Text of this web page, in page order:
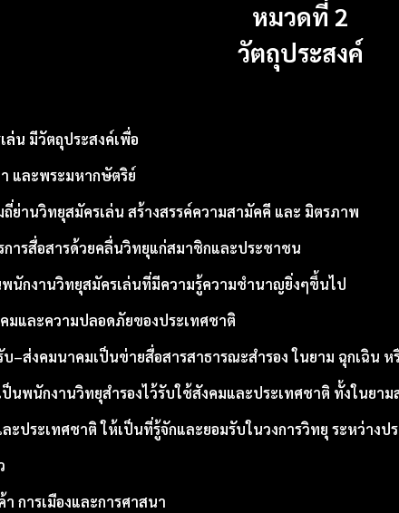
หมวดที่ 2
วัตถุประสงค์
ล่น มีวัตถุประสงค์เพื่อ
และพระมหากษัตริย์
ย่านวิทยุสมัครเล่น สร้างสรรค์ความสามัคคี และ มิตรภาพ
ารสื่อสารด้วยคลื่นวิทยุแก่สมาชิกและประชาชน
นักงานวิทยุสมัครเล่นที่มีความรู้ความชำนาญยิ่งๆขึ้นไป
มและความปลอดภัยของประเทศชาติ
บ–ส่งคมนาคมเป็นข่ายสื่อสารสาธารณะสำรอง ในยาม ฉุกเฉิน ห
นพนักงานวิทยุสำรองไว้รับใช้สังคมและประเทศชาติ ทั้งในยาม
ะประเทศชาติ ให้เป็นที่รู้จักและยอมรับในวงการวิทยุ ระหว่างป
า การเมืองและการศาสนา